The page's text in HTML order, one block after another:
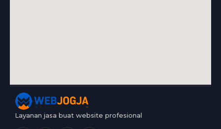
Layanan jasa buat website profesional